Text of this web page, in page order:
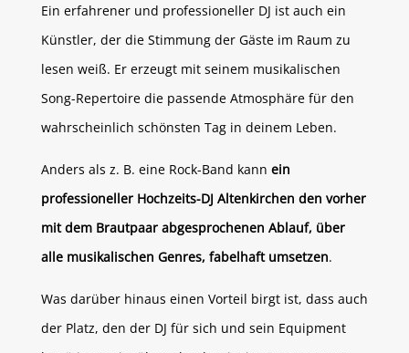
Ein erfahrener und professioneller DJ ist auch ein
Künstler, der die Stimmung der Gäste im Raum zu
lesen weiß. Er erzeugt mit seinem musikalischen
Song-Repertoire die passende Atmosphäre für den
wahrscheinlich schönsten Tag in deinem Leben.
Anders als z. B. eine Rock-Band kann ein
professioneller Hochzeits-DJ Altenkirchen den vorher
mit dem Brautpaar abgesprochenen Ablauf, über
alle musikalischen Genres, fabelhaft umsetzen.
Was darüber hinaus einen Vorteil birgt ist, dass auch
der Platz, den der DJ für sich und sein Equipment